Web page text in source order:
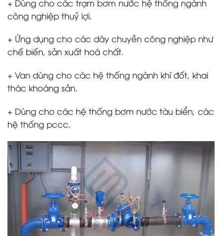
+ Dùng cho các trạm bơm nước hệ thống ngành
công nghiệp thuỷ lợi.
+ Ứng dụng cho các dây chuyền công nghiệp như
chế biến, sản xuất hoá chất.
+ Van dùng cho các hệ thống ngành khí đốt, khai
thác khoáng sản.
+ Dùng cho các hệ thống bơm nước tàu biển, các
hệ thống pccc.